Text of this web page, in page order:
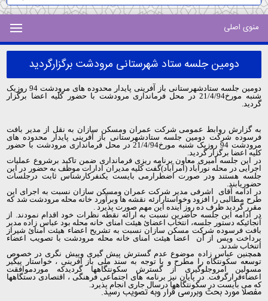
منوی اصلی
دومین جلسه ستاد شهرستانی مرودشت برگزارگردید
دومین جلسه ستادشهرستانی باز آفرینی پایدار محدوده های مرودشت 94 روزیک
شنبه مورخ21/4/94 در محل فرمانداری مرودشت با حضور کلیه اعضا برگزار
گردید.
به گزارش روابط عمومی شرکت عمران ومسکن سازان به نقل از مدیر بافت
فرسوده شرکت دومین جلسه ستادشهرستانی باز آفرینی پایدار محدوده های
مرودشت 94 روزیک شنبه مورخ21/4/94 در محل فرمانداری مرودشت با حضور
کلیه اعضا برگزار گردید.
در این جلسه امیری معاون برنامه ریزی فرمانداری ضمن تاکید برشروع عملیات
اجرایی در محله نورآباد (امرآباد)گفت کلیه مدیران ادارات موظف به حضور در این
جلسه هستند ودر صورت اضطرارمی بایست یکنفرکارشناس ثابت درجلسات
حضوریابند.
در ادامه آقای اشرفی مدیر شرکت عمران ومسکن سازان نسبت به اجرای این
طرح مطالبی را افزود وخواستارارئه نقشه ها وبرآورد خانه محله مرودشت شد که
مقرر گردید ظرف ده روز آینده این مهم صورت پذیرد .
در ادامه این جلسه حاضرین نسبت به ارائه نقطه نظرات خود اقدام نمودند. از
آنجائیکه دستور جلسه، انتخاب اعضائ هیئت امنای خانه محله بود عباس زاده مدیر
بافت فرسوده شرکت مسکن سازان نسبت به تشریح اعضاء هیئت امنائ شیراز
پرداخت وپس از آن اعضا هیئت امنای خانه محله مرودشت با تصویب اعضاء
اتنخاب شدند.
همچنین عباس زاده موضوع عدم گسترش پیش گیری وپیش نگری در خصوص
توسعه سکونتگاه را مطرح و با توجه به سند ملی باز افرینی ، خواستار پیگیر
مسولین امروجلوگیری از گسترش سکونتگاهها گردیدکه موردموافقت
اعضاءقرارگرفت. در پایان نیز برنامه های اجتماعی فرهنگی ، اقتصادی دستگاهها
که می بایست در سکونتگاهها درسال جاری انجام پذیرد.
مفصلا مورد بحث وبررسیقرار وبه تصویب رسید.